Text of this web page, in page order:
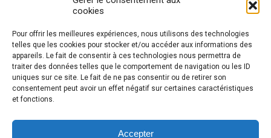
cookies
Pour offrir les meilleures expériences, nous utilisons des technologies
telles que les cookies pour stocker et/ou accéder aux informations des
appareils. Le fait de consentir à ces technologies nous permettra de
traiter des données telles que le comportement de navigation ou les ID
uniques sur ce site. Le fait de ne pas consentir ou de retirer son
consentement peut avoir un effet négatif sur certaines caractéristiques
et fonctions.
Accepter
Avec le soutien de :